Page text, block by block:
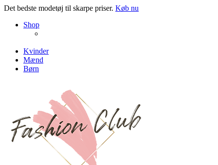
Det bedste modetøj til skarpe priser. Køb nu
Shop
Kvinder
Mænd
Børn